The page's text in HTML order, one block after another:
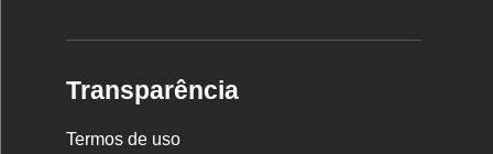
Transparência
Termos de uso